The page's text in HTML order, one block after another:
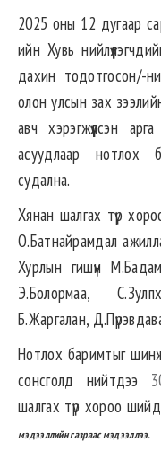
2025 оны 12 дугаар
ийн Хувь
дахин тодотгосон/-ний
олон улсын зах
авч хэрэгжүүлсэн
асуудлаар нотлох
судална.
Хянан шалгах түр
О.Батнайрамдал
Хурлын гишүүн
Э.Болормаа,
Б.Жаргалан,
Нотлох баримтыг
сонсголд нийтдээ
шалгах түр хороо
мэдээллийн газраас мэдээллээ.